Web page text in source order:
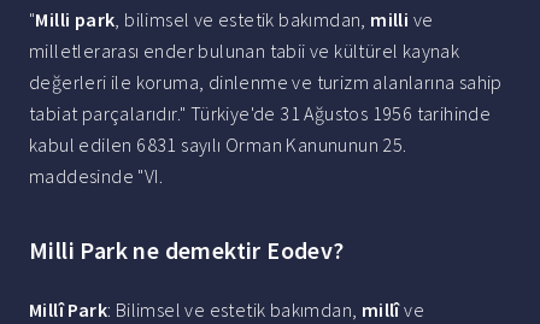
"Milli park, bilimsel ve estetik bakımdan, milli ve
milletlerarası ender bulunan tabii ve kültürel kaynak
değerleri ile koruma, dinlenme ve turizm alanlarına sahip
tabiat parçalarıdır." Türkiye'de 31 Ağustos 1956 tarihinde
kabul edilen 6831 sayılı Orman Kanununun 25.
maddesinde "VI.
Milli Park ne demektir Eodev?
Millî Park: Bilimsel ve estetik bakımdan, millîve